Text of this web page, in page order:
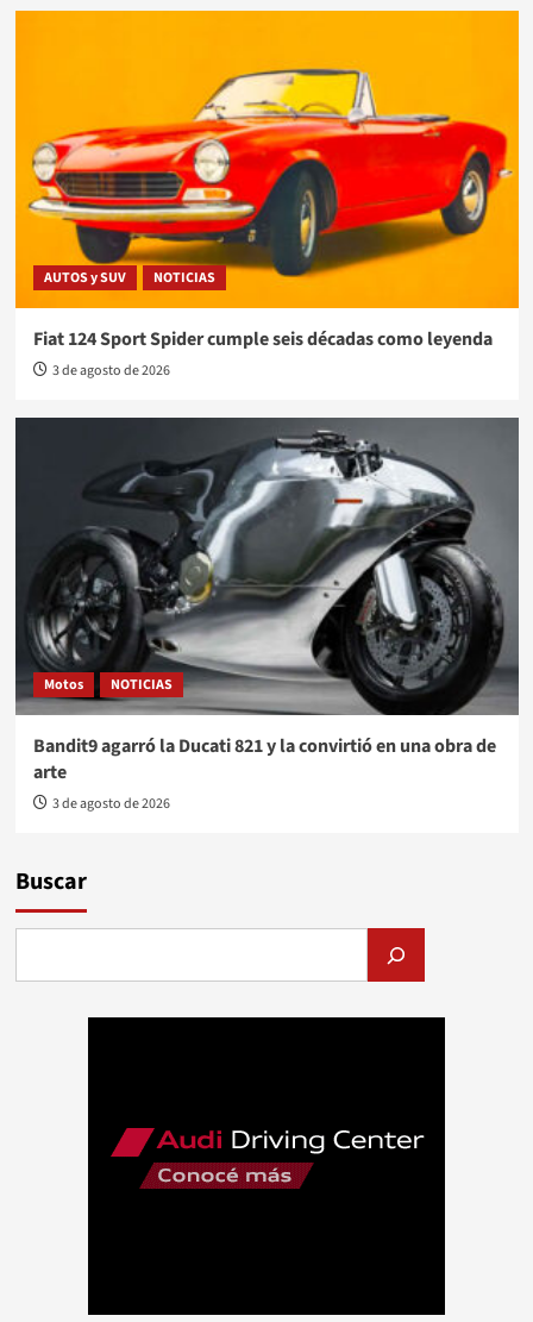
AUTOS y SUV NOTICIAS
Fiat 124 Sport Spider cumple seis décadas como leyenda
3 de agosto de 2026
Motos NOTICIAS
Bandit9 agarró la Ducati 821 y la convirtió en una obra de
arte
3 de agosto de 2026
Buscar